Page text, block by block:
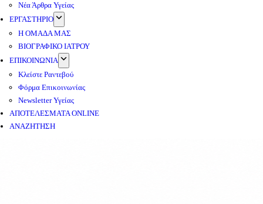
Νέα Άρθρα Υγείας
ΕΡΓΑΣΤΗΡΙΟ
Η ΟΜΑΔΑ ΜΑΣ
ΒΙΟΓΡΑΦΙΚΟ ΙΑΤΡΟΥ
ΕΠΙΚΟΙΝΩΝΙΑ
Κλείστε Ραντεβού
Φόρμα Επικοινωνίας
Newsletter Υγείας
ΑΠΟΤΕΛΕΣΜΑΤΑ ONLINE
ΑΝΑΖΗΤΗΣΗ